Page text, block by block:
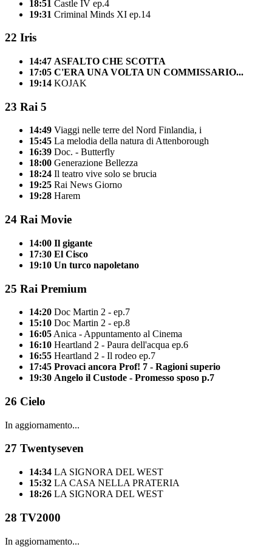
18:51 Castle IV ep.4
19:31 Criminal Minds XI ep.14
22 Iris
14:47 ASFALTO CHE SCOTTA
17:05 C'ERA UNA VOLTA UN COMMISSARIO...
19:14 KOJAK
23 Rai 5
14:49 Viaggi nelle terre del Nord Finlandia, i
15:45 La melodia della natura di Attenborough
16:39 Doc. - Butterfly
18:00 Generazione Bellezza
18:24 Il teatro vive solo se brucia
19:25 Rai News Giorno
19:28 Harem
24 Rai Movie
14:00 Il gigante
17:30 El Cisco
19:10 Un turco napoletano
25 Rai Premium
14:20 Doc Martin 2 - ep.7
15:10 Doc Martin 2 - ep.8
16:05 Anica - Appuntamento al Cinema
16:10 Heartland 2 - Paura dell'acqua ep.6
16:55 Heartland 2 - Il rodeo ep.7
17:45 Provaci ancora Prof! 7 - Ragioni superio
19:30 Angelo il Custode - Promesso sposo p.7
26 Cielo
In aggiornamento...
27 Twentyseven
14:34 LA SIGNORA DEL WEST
15:32 LA CASA NELLA PRATERIA
18:26 LA SIGNORA DEL WEST
28 TV2000
In aggiornamento...